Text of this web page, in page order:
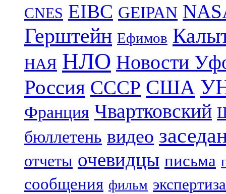
CNES EIBC GEIPAN
Герштейн Ефимов
НАЯ НЛО Новости
Россия СССР США
Франция Чвартковский
бюллетень видео
отчеты очевидцы письма
сообщения фильм экспертиза